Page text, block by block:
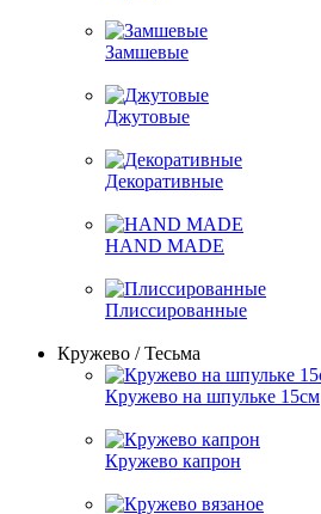
Замшевые
Джутовые
Декоративные
HAND MADE
Плиссированные
Кружево / Тесьма
Кружево на шпульке 15см
Кружево капрон